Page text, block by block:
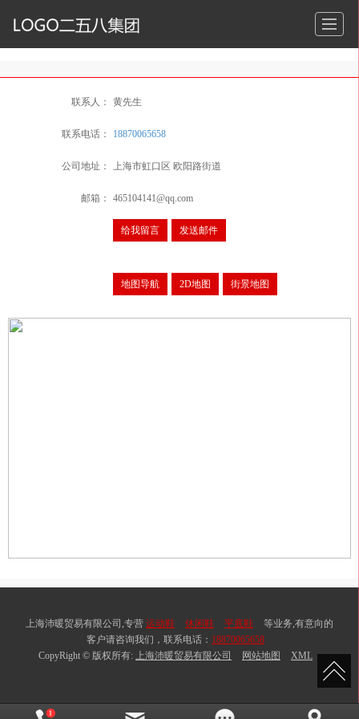
联系人： 黄先生
联系电话： 18870065658
公司地址： 上海市虹口区 欧阳路街道
邮箱： 465104141@qq.com
给我留言 发送邮件
地图导航 2D地图 街景地图
上海沛暖贸易有限公司,专营 运动鞋 休闲鞋 平底鞋
等业务,有意向的
客户请咨询我们，联系电话： 18870065658
CopyRight © 版权所有: 上海沛暖贸易有限公司 网站地图 XML